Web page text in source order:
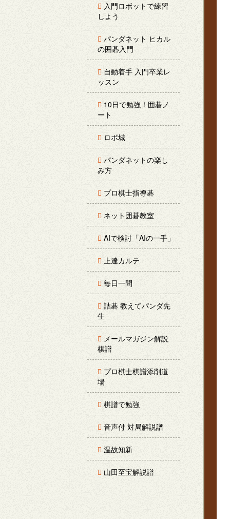
入門ロボットで練習
しよう
パンダネット ヒカル
の囲碁入門
自動着手 入門卒業レ
ッスン
10日で勉強！囲碁ノ
ート
ロボ城
パンダネットの楽し
み方
プロ棋士指導碁
ネット囲碁教室
AIで検討「AIの一手」
上達カルテ
毎日一問
詰碁 教えてパンダ先
生
メールマガジン解説
棋譜
プロ棋士棋譜添削道
場
棋譜で勉強
音声付 対局解説譜
温故知新
山田至宝解説譜